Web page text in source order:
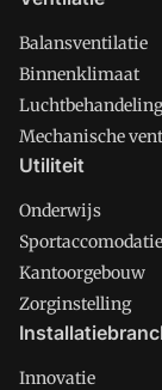
Balansventilatie
Binnenklimaat
Luchtbehandeling
Mechanische
Utiliteit
Onderwijs
Sportaccomodatie
Kantoorgebouw
Zorginstelling
Innovatie